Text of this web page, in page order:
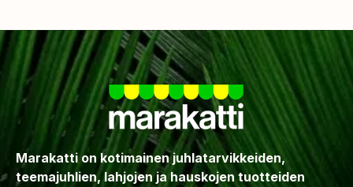
Marakatti on kotimainen juhlatarvikkeiden,
teemajuhlien, lahjojen ja hauskojen tuotteiden